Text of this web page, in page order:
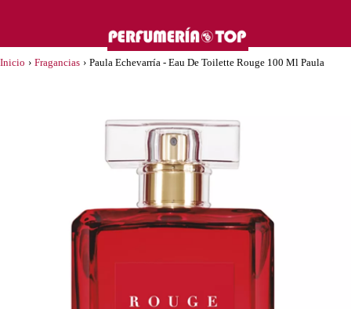
Inicio › Fragancias › Paula Echevarría - Eau De Toilette Rouge 100 Ml Paula